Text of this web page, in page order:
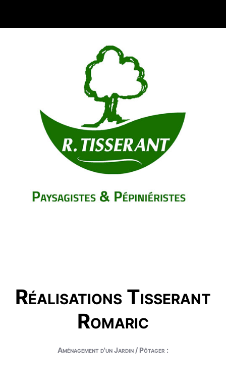
Réalisations Tisserant
Romaric
Aménagement d'un Jardin / Pôtager :